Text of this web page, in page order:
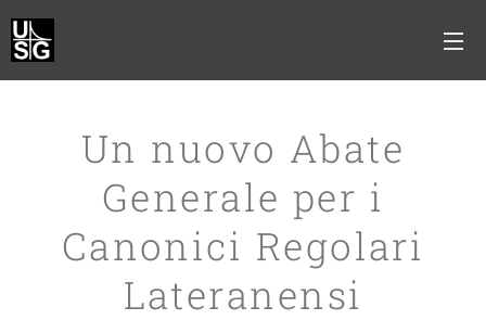
Un nuovo Abate
Generale per i
Canonici Regolari
Lateranensi